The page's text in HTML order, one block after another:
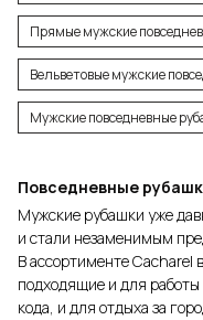
Прямые мужские
Вельветовые мужские
Мужские повседневные
Повседневные
Мужские рубашки уже
и стали незаменимым
В ассортименте Cacharel
подходящие и для работы
кода, и для отдыха за